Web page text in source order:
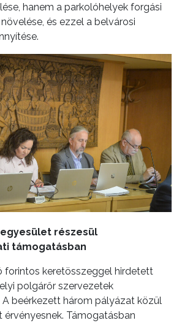
hanem a parkolóhelyek forgási
és ezzel a belvárosi
részesül
támogatásban
forintos keretösszeggel hirdetett
polgárőr szervezetek
beérkezett három pályázat közül
Támogatásban